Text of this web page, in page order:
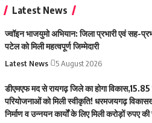
Latest News
ज्वॉइन भाजयुमो अभियान: जिला प्रभारी एवं सह-
पटेल को मिली महत्वपूर्ण जिम्मेदारी
Latest News 5 August 2026
डीएमएफ मद से रायगढ़ जिले का होगा
परियोजनाओं को मिली स्वीकृति! धरमजयगढ़
निर्माण व उन्नयन कार्यों के लिए मिली करोड़ों रुपए